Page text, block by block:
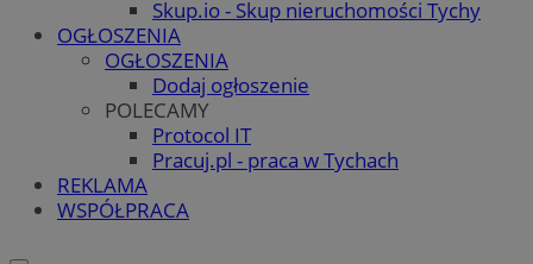
Skup.io - Skup nieruchomości Tychy
OGŁOSZENIA
OGŁOSZENIA
Dodaj ogłoszenie
POLECAMY
Protocol IT
Pracuj.pl - praca w Tychach
REKLAMA
WSPÓŁPRACA